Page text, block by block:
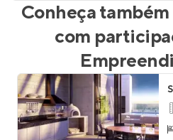
Conheça
com